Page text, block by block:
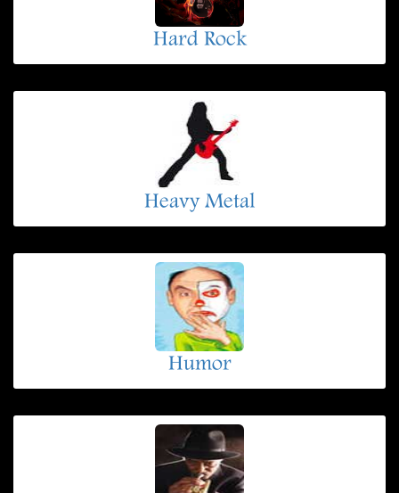
Hard Rock
Heavy Metal
Humor